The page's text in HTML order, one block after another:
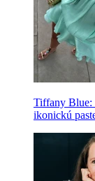
Tiffany Blue:
ikonickú